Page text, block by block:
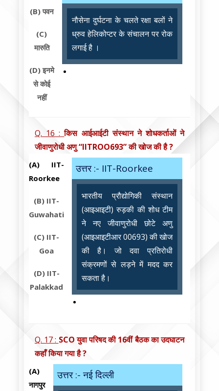
(B)पवन
(C)
मारुति
(D)इनमे
से कोई
नहीं
नौसेना दुर्घटना के चलते रक्षा बलों ने
ध्रुव हेलिकोप्टर के संचालन पर रोक
लगाई है ।
Q. 16 :किस आईआईटी संस्थान ने शोधकर्ताओं ने
जीवाणुरोधी अणु “IITROO693” की खोज की है ?
(A) IIT-
Roorkee
(B) IIT-
Guwahati
(C) IIT-
Goa
(D)IIT-
Palakkad
उत्तर :- IIT-Roorkee
भारतीय प्रौद्योगिकी संस्थान
(आइआइटी) रुड़की की शोध टीम
ने नए जीवाणुरोधी छोटे अणु
(आइआइटीआर 00693) की खोज
की है। जो दवा प्रतिरोधी
संक्रमणों से लड़ने में मदद कर
सकता है।
Q. 17 : SCO युवा परिषद की 16वीं बैठक का उदघाटन
कहाँ किया गया है ?
(A)
नागपुर
उत्तर :- नई दिल्ली